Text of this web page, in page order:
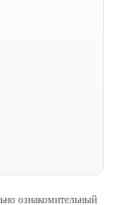
ознакомительный